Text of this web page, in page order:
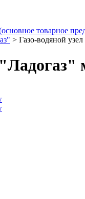
товарное
> Газо-водяной